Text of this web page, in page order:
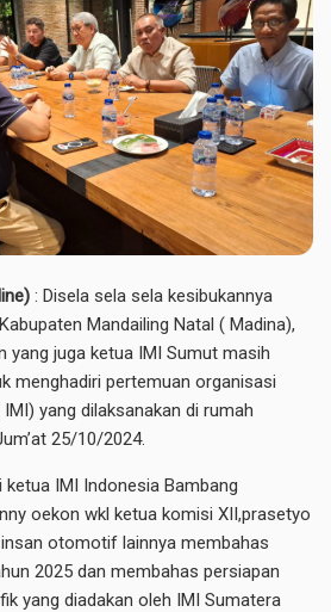
: Disela sela sela kesibukannya
Mandailing Natal ( Madina),
yang juga ketua IMI Sumut masih
menghadiri pertemuan organisasi
yang dilaksanakan di rumah
25/10/2024.
IMI Indonesia Bambang
oekon wkl ketua komisi XII,prasetyo
otomotif lainnya membahas
2025 dan membahas persiapan
yang diadakan oleh IMI Sumatera